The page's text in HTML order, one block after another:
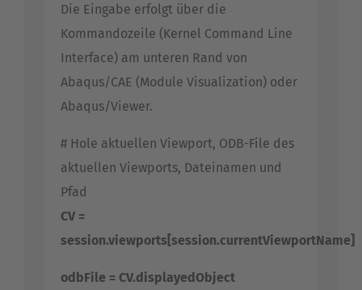
Die Eingabe erfolgt über die
Kommandozeile (Kernel Command Line
Interface) am unteren Rand von
Abaqus/CAE (Module Visualization) oder
Abaqus/Viewer.
# Hole aktuellen Viewport, ODB-File des
aktuellen Viewports, Dateinamen und
Pfad
CV =
session.viewports[session.currentViewportName]
odbFile = CV.displayedObject